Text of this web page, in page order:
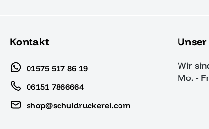
Kontakt
01575 517 86 19
06151 7866664
shop@schuldruckerei.com
Wir
Mo. -